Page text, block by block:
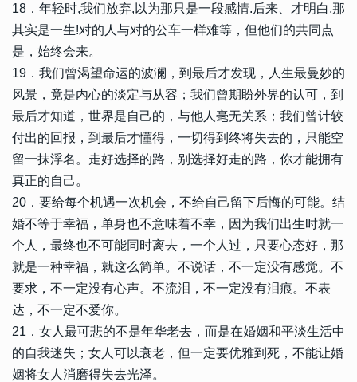
18．年轻时,我们放弃,以为那只是一段感情.后来、才明白,那
其实是一生!对的人与对的公车一样难等，但他们的共同点
是，始终会来。
19．我们曾渴望命运的波澜，到最后才发现，人生最曼妙的
风景，竟是内心的淡定与从容；我们曾期盼外界的认可，到
最后才知道，世界是自己的，与他人毫无关系；我们曾计较
付出的回报，到最后才懂得，一切得到终将失去的，只能空
留一抹浮名。走好选择的路，别选择好走的路，你才能拥有
真正的自己。
20．要给每个机遇一次机会，不给自己留下后悔的可能。结
婚不等于幸福，单身也不意味着不幸，因为我们出生时就一
个人，最终也不可能同时离去，一个人过，只要心态好，那
就是一种幸福，就这么简单。不说话，不一定没有感觉。不
要求，不一定没有心声。不流泪，不一定没有泪痕。不表
达，不一定不爱你。
21．女人最可悲的不是年华老去，而是在婚姻和平淡生活中
的自我迷失；女人可以衰老，但一定要优雅到死，不能让婚
姻将女人消磨得失去光泽。